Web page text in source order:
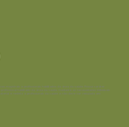
magistrais e profissionais habilitados da área da saúde. Possui caráter
habilitado da área da saúde, mediante as necessidades individuais
é restrita a profissionais da saúde e não deve ser veiculada em